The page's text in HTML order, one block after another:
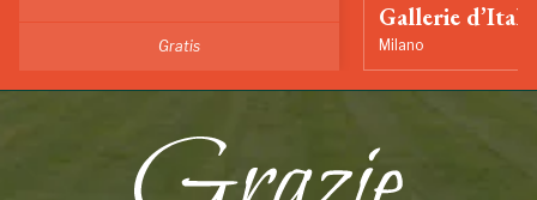
Gratis
Gallerie
Milano